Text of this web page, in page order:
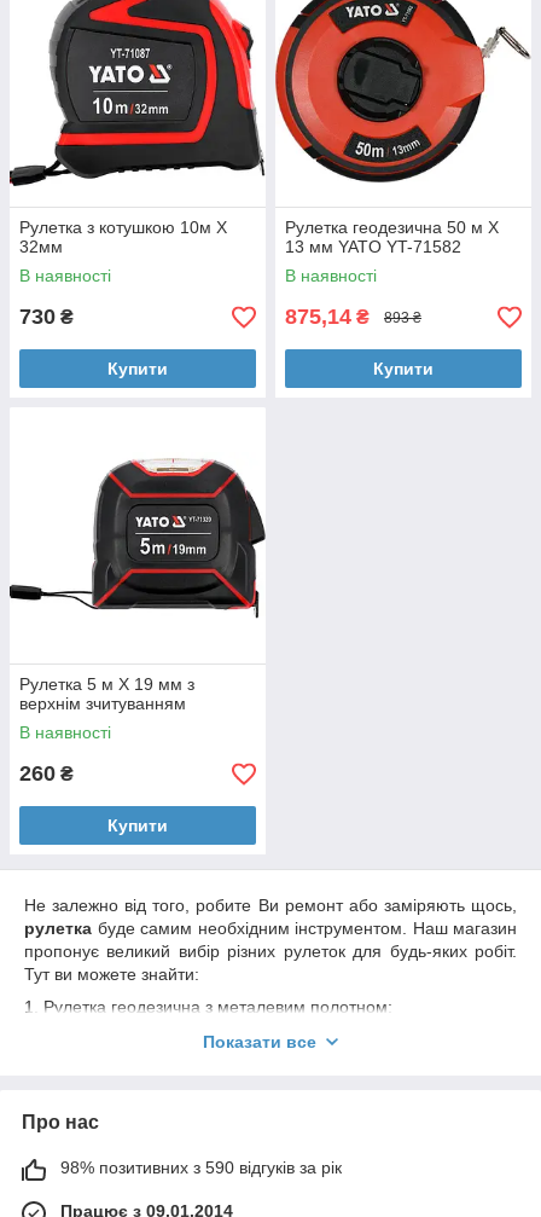
Рулетка з котушкою 10м X
32мм
В наявності
730 ₴
Купити
Рулетка геодезична 50 м Х
13 мм YATO YT-71582
В наявності
875,14 ₴ 893 ₴
Купити
Рулетка 5 м X 19 мм з
верхнім зчитуванням
В наявності
260 ₴
Купити
Не залежно від того, робите Ви ремонт або заміряють щось,
рулетка буде самим необхідним інструментом. Наш магазин
пропонує великий вибір різних рулеток для будь-яких робіт.
Тут ви можете знайти:
1. Рулетка геодезична з металевим полотном;
2. Рулетка геодезична з полотном із скловолокна;
А. Рулетка вимірювальна;
6. Рулетка вимірювальна сталевий та інші.
У нашому магазині ви можете вибрати серед великої кількості
Показати все
Про нас
98% позитивних з 590 відгуків за рік
Працює з 09.01.2014